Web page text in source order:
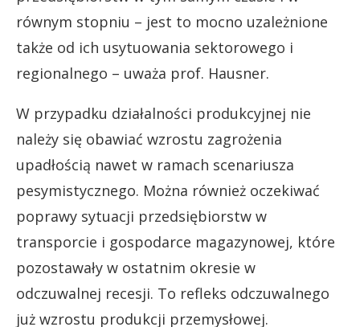
równym stopniu – jest to mocno uzależnione
także od ich usytuowania sektorowego i
regionalnego – uważa prof. Hausner.
W przypadku działalności produkcyjnej nie
należy się obawiać wzrostu zagrożenia
upadłością nawet w ramach scenariusza
pesymistycznego. Można również oczekiwać
poprawy sytuacji przedsiębiorstw w
transporcie i gospodarce magazynowej, które
pozostawały w ostatnim okresie w
odczuwalnej recesji. To refleks odczuwalnego
już wzrostu produkcji przemysłowej.